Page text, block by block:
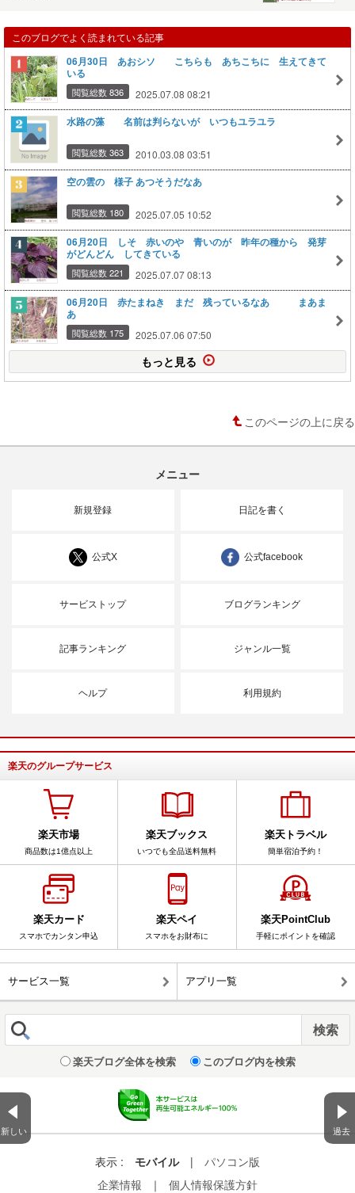
新しい 過去
このブログでよく読まれている記事
06月30日 あおシソ こちらも あちこちに 生えてきて
いる
閲覧総数 836 2025.07.08 08:21
水路の藻 名前は判らないが いつもユラユラ
閲覧総数 363 2010.03.08 03:51
空の雲の 様子 あつそうだなあ
閲覧総数 180 2025.07.05 10:52
06月20日 しそ 赤いのや 青いのが 昨年の種から 発芽
がどんどん してきている
閲覧総数 221 2025.07.07 08:13
06月20日 赤たまねき まだ 残っているなあ まあま
あ
閲覧総数 175 2025.07.06 07:50
もっと見る
このページの上に戻る
メニュー
新規登録 日記を書く
公式X 公式facebook
サービストップ ブログランキング
記事ランキング ジャンル一覧
ヘルプ 利用規約
楽天のグループサービス
楽天市場
商品数は1億点以上
楽天ブックス
いつでも全品送料無料
楽天トラベル
簡単宿泊予約！
楽天カード
スマホでカンタン申込
楽天ペイ
スマホをお財布に
楽天PointClub
手軽にポイントを確認
サービス一覧 アプリ一覧
楽天ブログ全体を検索 このブログ内を検索
表示 : モバイル |
パソコン版
企業情報
｜ 個人情報保護方針